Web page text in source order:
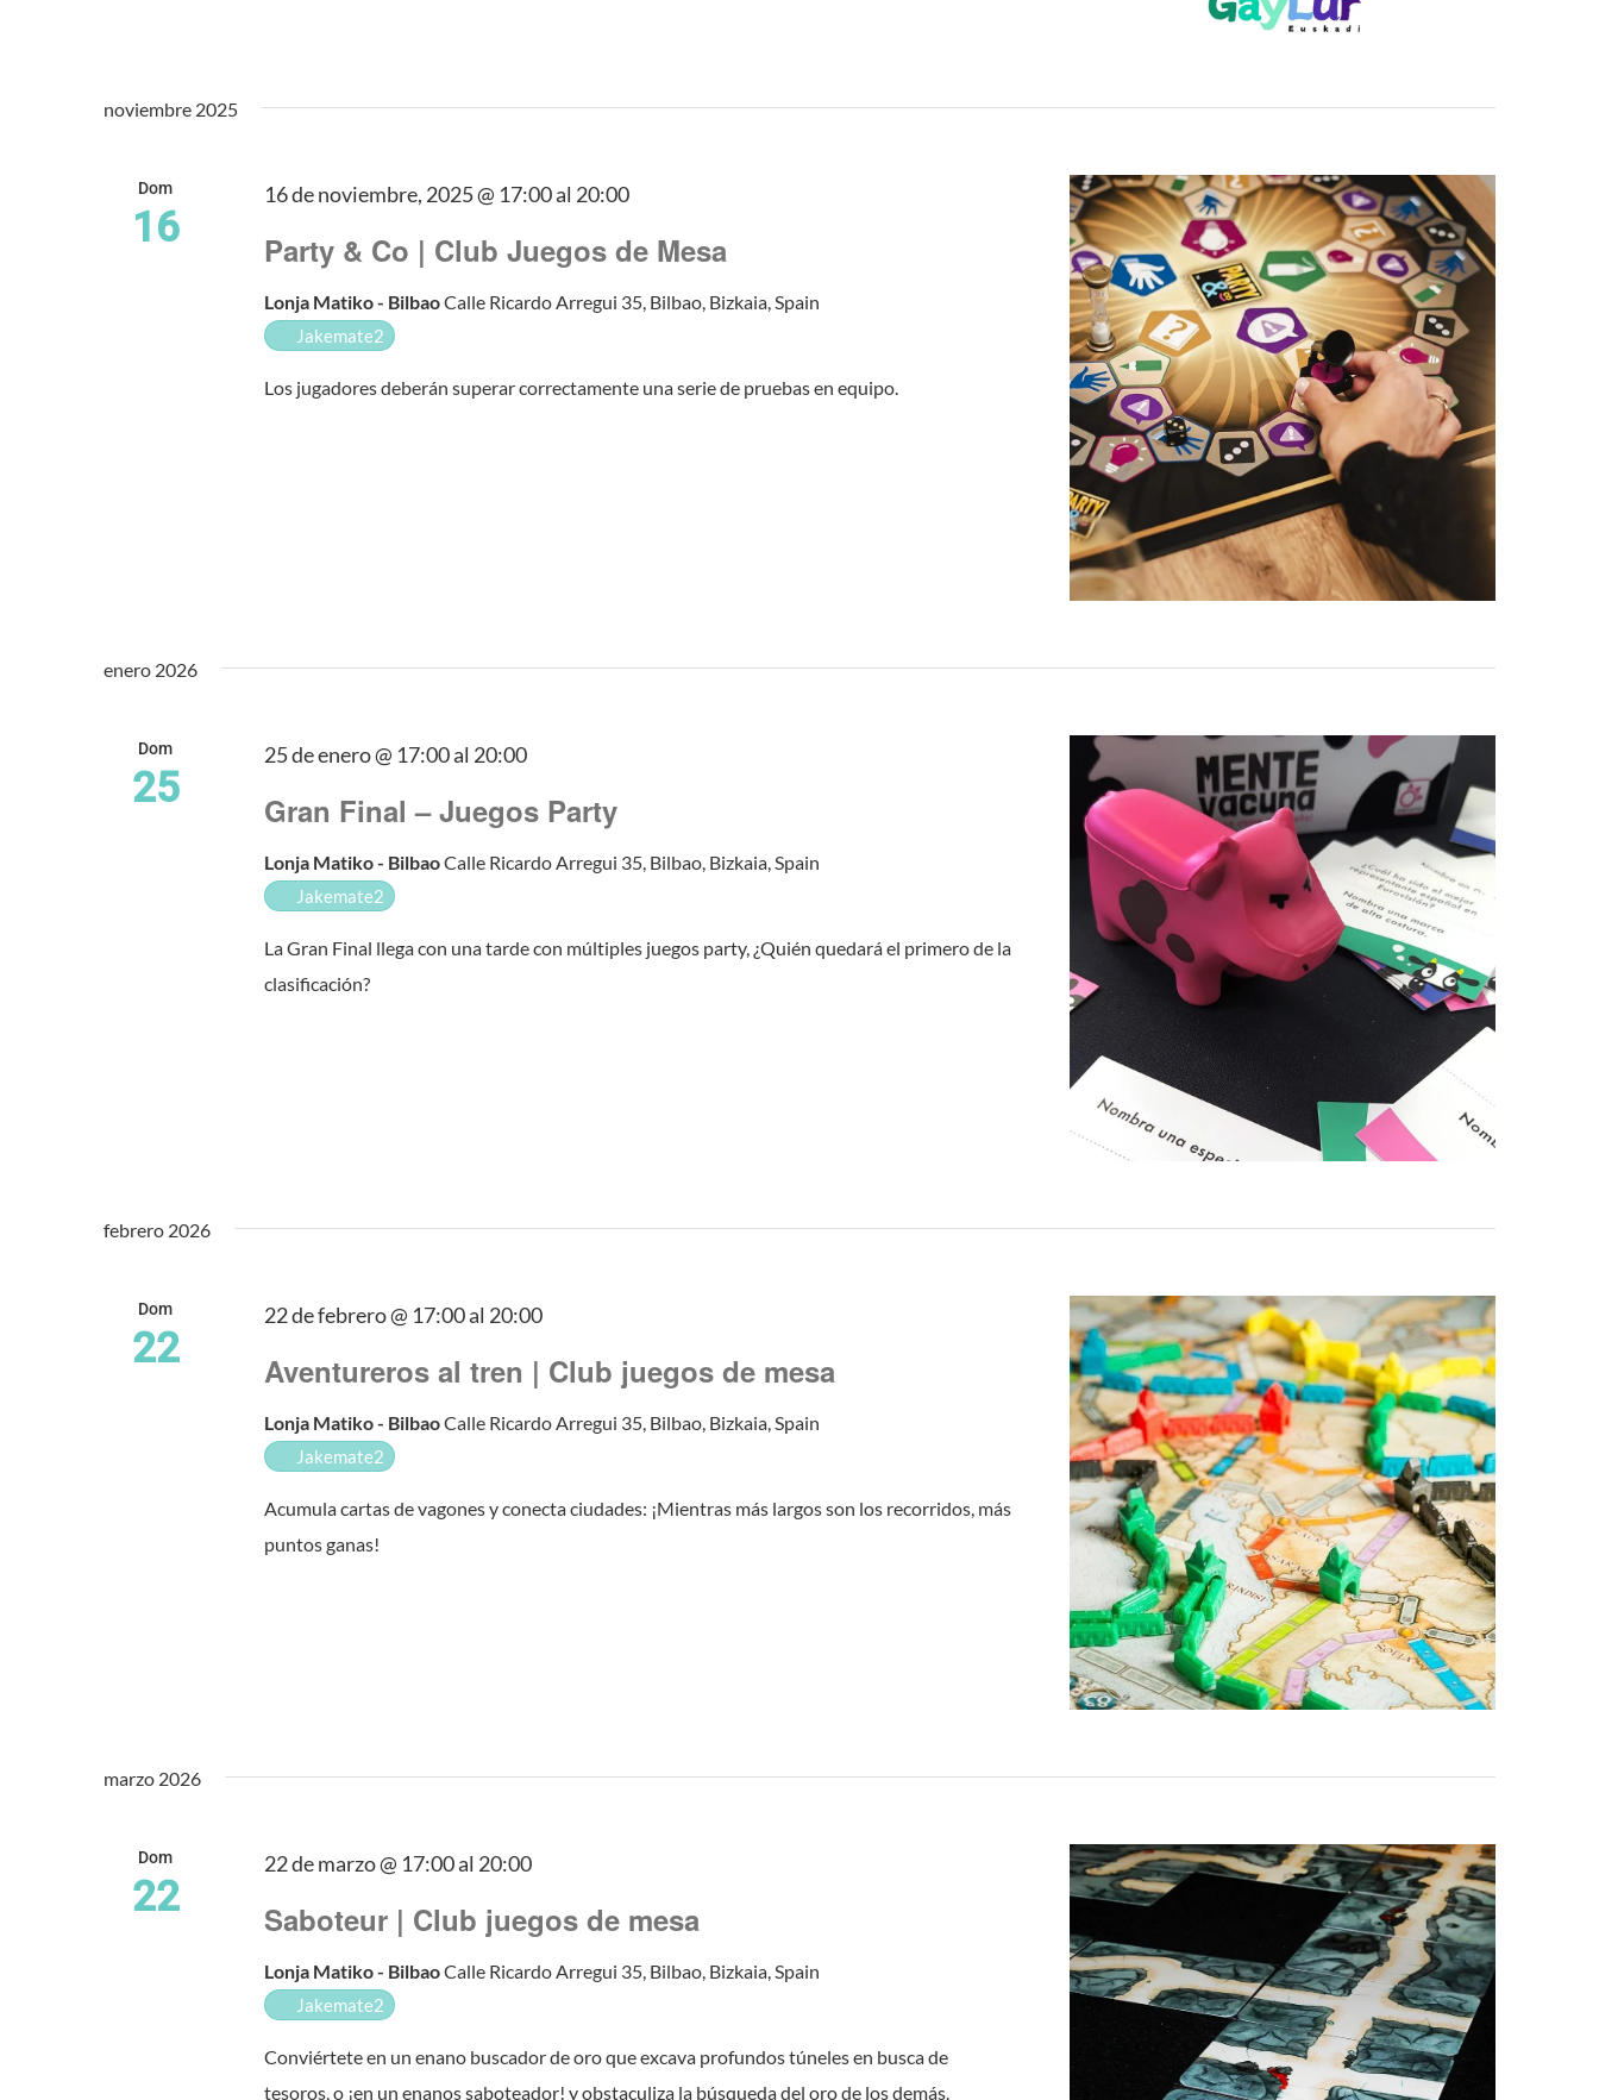
noviembre 2025
Dom
16 Party & Co | Club Juegos de Mesa
16 de noviembre, 2025 @ 17:00al 20:00
Lonja Matiko - BilbaoCalle Ricardo Arregui 35, Bilbao, Bizkaia, Spain
Jakemate2
Los jugadores deberán superar correctamente una serie de pruebas en equipo.
enero 2026
Dom
25 Gran Final – Juegos Party
25 de enero @ 17:00al 20:00
Lonja Matiko - BilbaoCalle Ricardo Arregui 35, Bilbao, Bizkaia, Spain
Jakemate2
La Gran Final llega con una tarde con múltiples juegos party, ¿Quién quedará el primero de la
clasificación?
febrero 2026
Dom
22 Aventureros al tren | Club juegos de mesa
22 de febrero @ 17:00al 20:00
Lonja Matiko - BilbaoCalle Ricardo Arregui 35, Bilbao, Bizkaia, Spain
Jakemate2
Acumula cartas de vagones y conecta ciudades: ¡Mientras más largos son los recorridos, más
puntos ganas!
marzo 2026
Dom
22 Saboteur | Club juegos de mesa
22 de marzo @ 17:00al 20:00
Lonja Matiko - BilbaoCalle Ricardo Arregui 35, Bilbao, Bizkaia, Spain
Jakemate2
Conviértete en un enano buscador de oro que excava profundos túneles en busca de
tesoros, o ¡en un enanos saboteador! y obstaculiza la búsqueda del oro de los demás.